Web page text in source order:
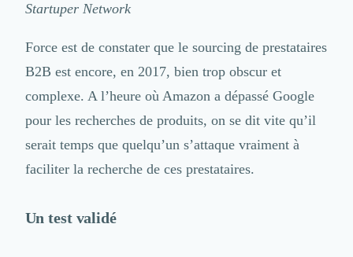
Impression
Traduction
Traiteur & Restauration
Sourcing et Imports
Office Management
Développement à l'international
Gestion Immobilière
Startuper Network
Force est de constater que le sourcing de prestataires
B2B est encore, en 2017, bien trop obscur et
complexe. A l’heure où Amazon a dépassé Google
pour les recherches de produits, on se dit vite qu’il
serait temps que quelqu’un s’attaque vraiment à
faciliter la recherche de ces prestataires.
Un test validé